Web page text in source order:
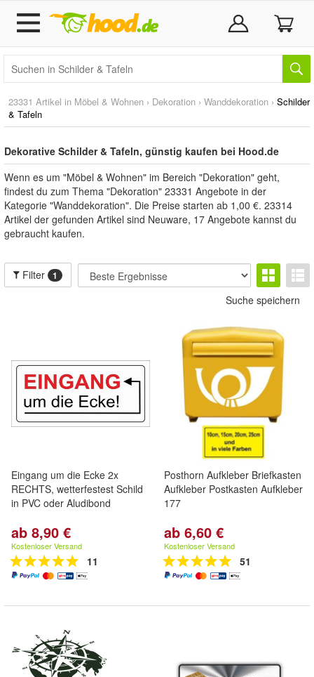
23331 Artikel in Möbel & Wohnen › Dekoration › Wanddekoration › Schilder
& Tafeln
Dekorative Schilder & Tafeln, günstig kaufen bei Hood.de
Wenn es um "Möbel & Wohnen" im Bereich "Dekoration" geht,
findest du zum Thema "Dekoration" 23331 Angebote in der
Kategorie "Wanddekoration". Die Preise starten ab 1,00 €. 23314
Artikel der gefunden Artikel sind Neuware, 17 Angebote kannst du
gebraucht kaufen.
Filter 1
Suche speichern
Eingang um die Ecke 2x
RECHTS, wetterfestest Schild
in PVC oder Aludibond
ab 8,90 €
Kostenloser Versand
11
Posthorn Aufkleber Briefkasten
Aufkleber Postkasten Aufkleber
177
ab 6,60 €
Kostenloser Versand
51